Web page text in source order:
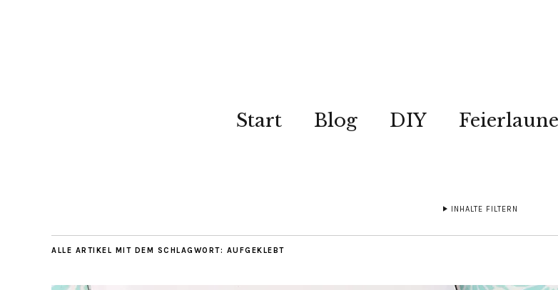
Start Blog DIY Feierlaune
INHALTE FILTERN
ALLE ARTIKEL MIT DEM SCHLAGWORT: AUFGEKLEBT